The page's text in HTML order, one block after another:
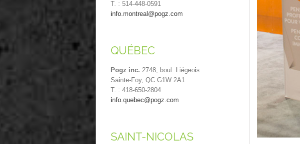
T. : 514-448-0591
info.montreal@pogz.com
QUÉBEC
Pogz inc. 2748, boul. Liégeois
Sainte-Foy, QC G1W 2A1
T. : 418-650-2804
info.quebec@pogz.com
SAINT-NICOLAS